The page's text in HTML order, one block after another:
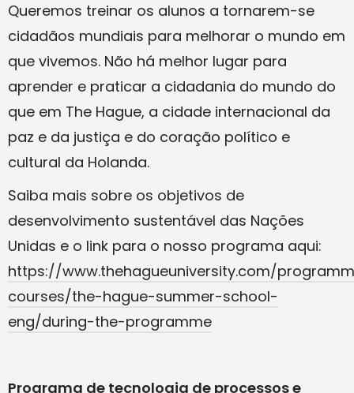
Queremos treinar os alunos a tornarem-se
cidadãos mundiais para melhorar o mundo em
que vivemos. Não há melhor lugar para
aprender e praticar a cidadania do mundo do
que em The Hague, a cidade internacional da
paz e da justiça e do coração político e
cultural da Holanda.
Saiba mais sobre os objetivos de
desenvolvimento sustentável das Nações
Unidas e o link para o nosso programa aqui:
https://www.thehagueuniversity.com/
courses/the-hague-summer-school-
eng/during-the-programme
Programa de tecnologia de processos e